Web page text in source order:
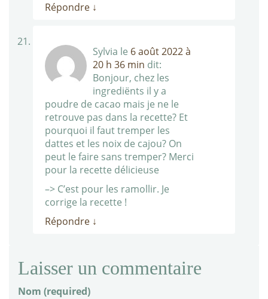
Répondre ↓
Sylvia le 6 août 2022 à
20 h 36 min dit:
Bonjour, chez les
ingrediënts il y a
poudre de cacao mais je ne le
retrouve pas dans la recette? Et
pourquoi il faut tremper les
dattes et les noix de cajou? On
peut le faire sans tremper? Merci
pour la recette délicieuse
–> C’est pour les ramollir. Je
corrige la recette !
Répondre ↓
Laisser un commentaire
Nom (required)